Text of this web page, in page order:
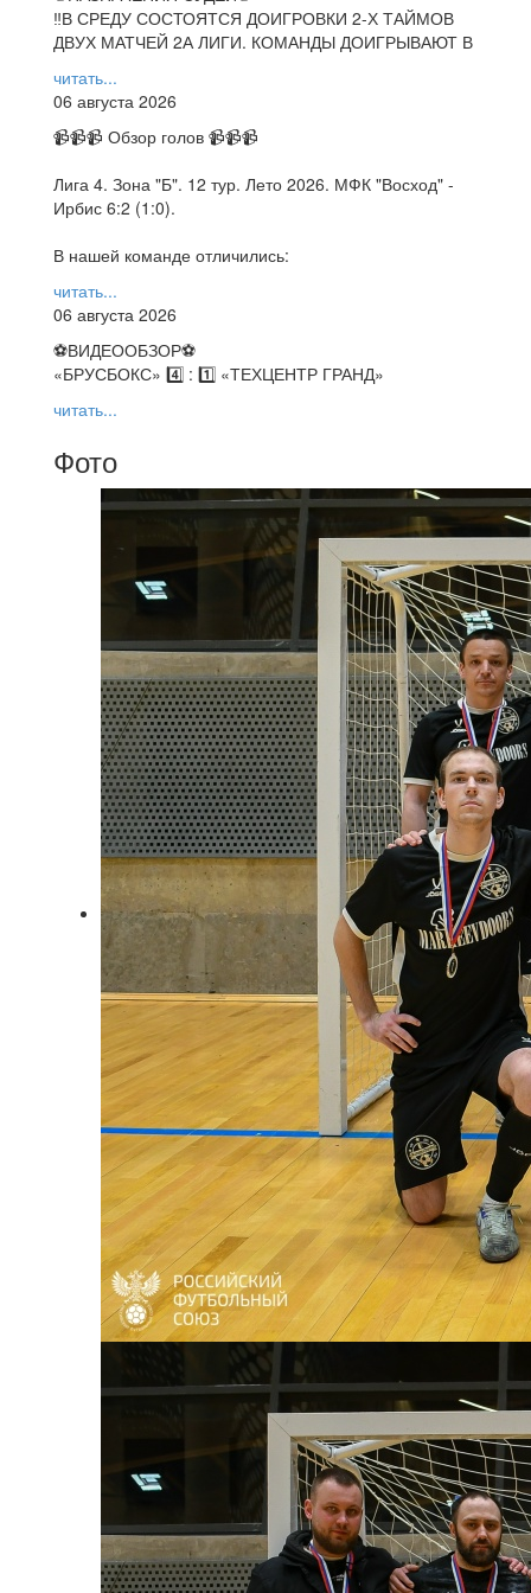
‼В СРЕДУ СОСТОЯТСЯ ДОИГРОВКИ 2-Х ТАЙМОВ
ДВУХ МАТЧЕЙ 2А ЛИГИ. КОМАНДЫ ДОИГРЫВАЮТ В
читать...
06 августа 2026
📹📹📹 Обзор голов 📹📹📹
Лига 4. Зона "Б". 12 тур. Лето 2026. МФК "Восход" -
Ирбис 6:2 (1:0).
В нашей команде отличились:
читать...
06 августа 2026
⚽️ВИДЕООБЗОР⚽️
«БРУСБОКС» 4️⃣ : 1️⃣ «ТЕХЦЕНТР ГРАНД»
читать...
Фото